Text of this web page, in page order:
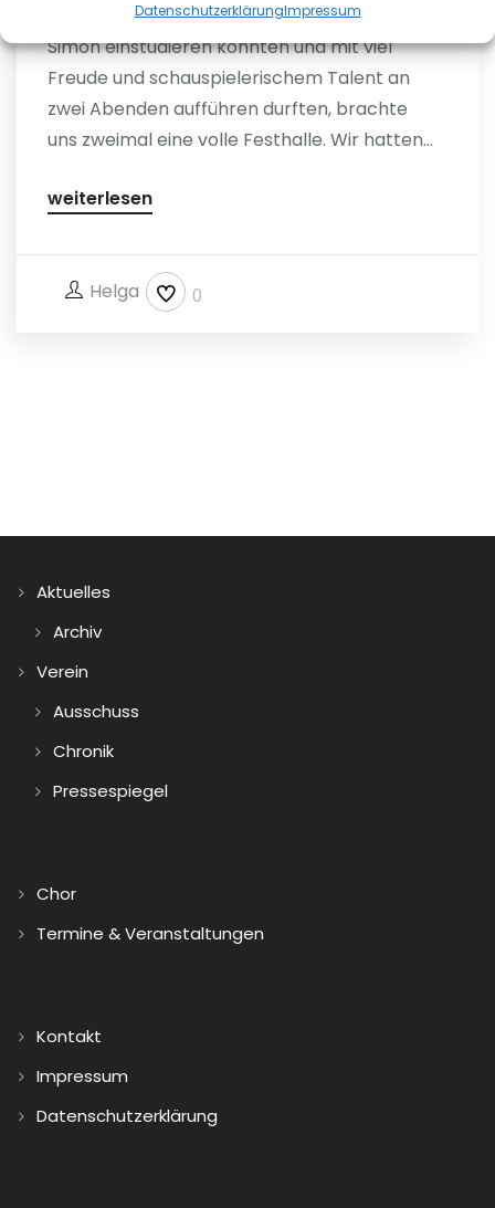
DatenschutzerklärungImpressum
der Leitung unserer Dirigentin Stephanie
Simon einstudieren konnten und mit viel
Freude und schauspielerischem Talent an
zwei Abenden aufführen durften, brachte
uns zweimal eine volle Festhalle. Wir hatten...
weiterlesen
Helga 0
Aktuelles
Archiv
Verein
Ausschuss
Chronik
Pressespiegel
Chor
Termine & Veranstaltungen
Kontakt
Impressum
Datenschutzerklärung